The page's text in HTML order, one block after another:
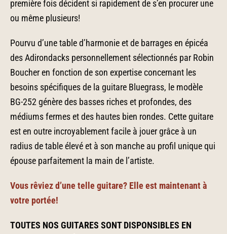
première fois décident si rapidement de s’en procurer une
ou même plusieurs!
Pourvu d’une table d’harmonie et de barrages en épicéa
des Adirondacks personnellement sélectionnés par Robin
Boucher en fonction de son expertise concernant les
besoins spécifiques de la guitare Bluegrass, le modèle
BG-252 génère des basses riches et profondes, des
médiums fermes et des hautes bien rondes. Cette guitare
est en outre incroyablement facile à jouer grâce à un
radius de table élevé et à son manche au profil unique qui
épouse parfaitement la main de l’artiste.
Vous rêviez d’une telle guitare? Elle est maintenant à
votre portée!
TOUTES NOS GUITARES SONT DISPONSIBLES EN